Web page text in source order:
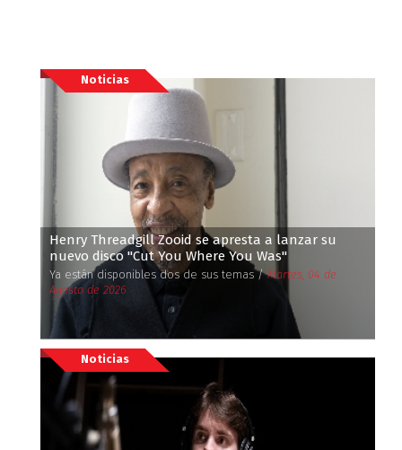
Noticias
Henry Threadgill Zooid se apresta a lanzar su
nuevo disco ''Cut You Where You Was''
Ya están disponibles dos de sus temas /Martes, 04 de
Agosto de 2026
Noticias